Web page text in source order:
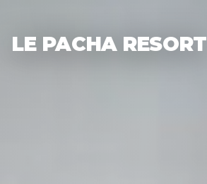
LE PACHA RESORT